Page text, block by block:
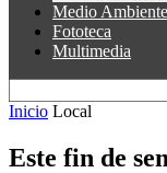
Medio Ambiente
Fototeca
Multimedia
Inicio Local
Este fin de